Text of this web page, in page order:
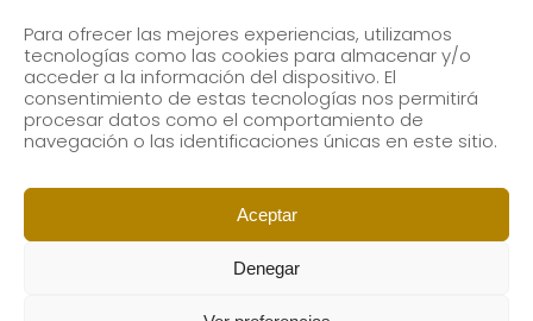
Para ofrecer las mejores experiencias, utilizamos
tecnologías como las cookies para almacenar y/o
acceder a la información del dispositivo. El
consentimiento de estas tecnologías nos permitirá
procesar datos como el comportamiento de
navegación o las identificaciones únicas en este sitio.
Aceptar
Denegar
Subscribe to our newsletter to receive our news by
email.